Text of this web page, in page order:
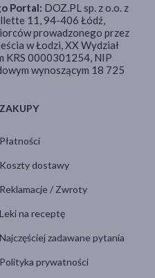
ZAKUPY
Płatności
Koszty dostawy
Reklamacje / Zwroty
Leki na receptę
Najczęściej zadawane pytania
Polityka prywatności
Portal: DOZ.PL sp. z o.o. z
11, 94-406 Łódź,
prowadzonego przez
w Łodzi, XX Wydział
KRS 0000301254, NIP
wynoszącym 18 725